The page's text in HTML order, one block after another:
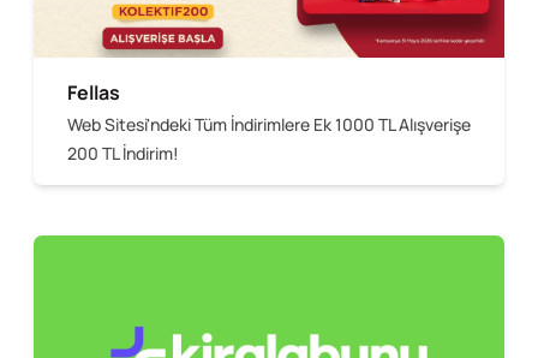
Fellas
Web Sitesi'ndeki Tüm İndirimlere Ek 1000 TL Alışverişe
200 TL İndirim!